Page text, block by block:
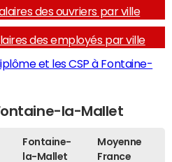
des ouvriers par ville
des employés par ville
et les CSP à Fontaine-
la-Mallet
Fontaine-
la-Mallet
Moyenne
France